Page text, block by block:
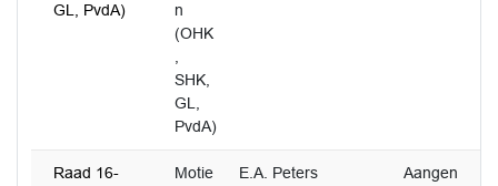
GL, PvdA)
n
(OHK
SHK,
GL,
PvdA)
Raad 16-
Motie
E.A. Peters
Aangen